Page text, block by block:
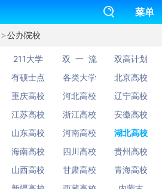
菜单
>公办院校
211大学 双 一 流
双高计划
有硕士点 各类大学
北京高校
重庆高校 河北高校
辽宁高校
江苏高校 浙江高校
安徽高校
山东高校 河南高校
湖北高校
海南高校 四川高校
贵州高校
山西高校 甘肃高校
青海高校